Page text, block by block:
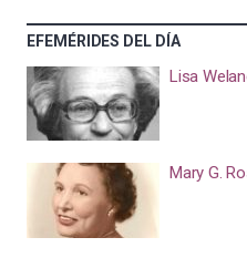
EFEMÉRIDES DEL DÍA
Lisa
Mary G.